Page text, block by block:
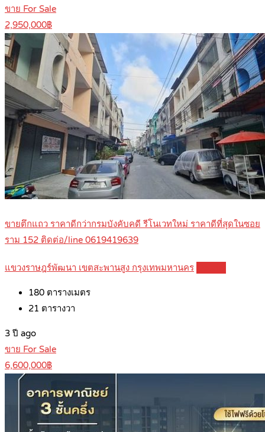
ขาย For Sale
2,950,000฿
ขายตึกแถว ราคาดีกว่ากรมบังคับคดี รีโนเวทใหม่ ราคาดีที่สุดในซอย
ราม 152 ติดต่อ/line 0619419639
แขวงราษฎร์พัฒนา เขตสะพานสูง กรุงเทพมหานคร
180 ตารางเมตร
21 ตารางวา
3 ปี ago
ขาย For Sale
6,600,000฿